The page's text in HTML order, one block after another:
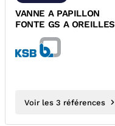
VANNE A PAPILLON
FONTE GS A OREILLES
DE DEMONTAGE ET
DEMULTIPLICATEUR...
Voir les 3 références